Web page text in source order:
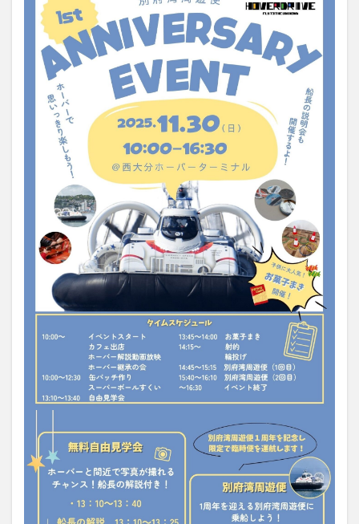
庄内町カフェ
府内 投票 挾間町
新幹線
新店
日出 日出町 日田市
昆虫食
明豊
書店 期間限定 本
杵築市
津久見市
海開き 温泉 湧水
滝
漢方 炭火焼き 焼き菓子
犬
玖珠郡
石仏
磨崖仏
祝祭の広場 神社 祭り
秋
移転
竹田 竹田市 竹田市ディナー
絵本
自動販売機 自転車 臼杵市
舞台
芋
花 花火 茶碗蒸し 蕎麦
虹
衆議院選挙
複合公共施設 観光
観光スポット
話題
豊後大野 豊後大野市
豊後高田市
買い物
道の駅
閉店 閉院 開店
開店閉店
開店閉店まとめ
開院
韓国料理
音楽
飛行機 飲み物 高崎山 鰻